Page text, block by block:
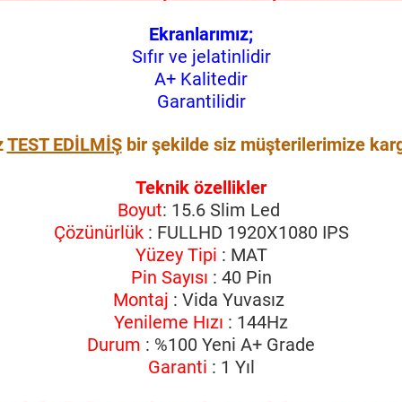
Ekranlarımız;
Sıfır ve jelatinlidir
A+ Kalitedir
Garantilidir
TEST EDİLMİŞbir şekilde siz müşterilerimize
Teknik özellikler
Boyut: 15.6 Slim Led
Çözünürlük: FULLHD 1920X1080 IPS
Yüzey Tipi : MAT
Pin Sayısı : 40 Pin
Montaj : Vida Yuvasız
Yenileme Hızı : 144Hz
Durum : %100 Yeni A+ Grade
Garanti : 1 Yıl